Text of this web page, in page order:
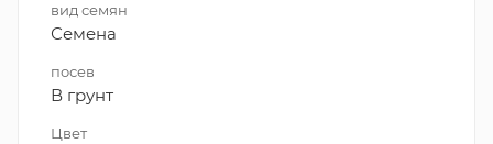
вид семян
Семена
посев
В грунт
Цвет